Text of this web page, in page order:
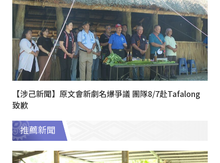
【涉己新聞】原文會新劇名爆爭議 團隊8/7赴Tafalong
致歉
推薦新聞